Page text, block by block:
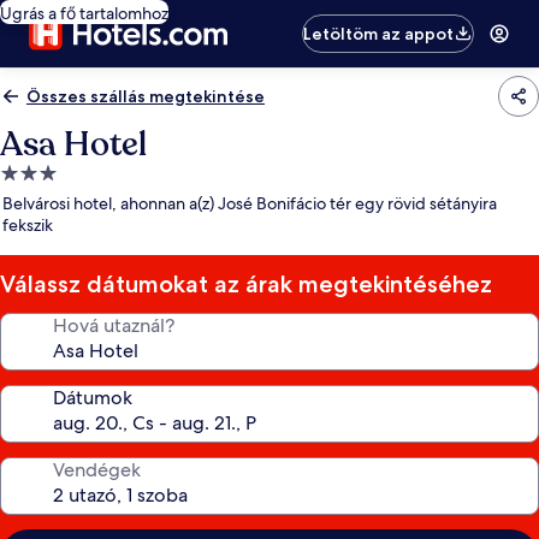
Ugrás a fő tartalomhoz
Letöltöm az appot
Összes szállás megtekintése
Asa Hotel
3.0
csillagos
szálláshely
Belvárosi hotel, ahonnan a(z) José Bonifácio tér egy rövid sétányira
fekszik
Válassz dátumokat az árak megtekintéséhez
Hová utaznál?
Dátumok
Vendégek